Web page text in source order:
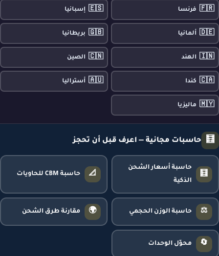
🇫🇷 فرنسا 🇪🇸 إسبانيا
🇩🇪 ألمانيا 🇬🇧 بريطانيا
🇮🇳 الهند 🇨🇳 الصين
🇨🇦 كندا 🇦🇺 أستراليا
🇲🇾 ماليزيا
🧮 حاسبات مجانية — اعرف قبل أن تحجز
🧮
حاسبة أسعار الشحن
الذكية
📐 حاسبة CBM للحاويات
⚖️ حاسبة الوزن الحجمي 🌍 مقارنة طرق الشحن
🔄 محوّل الوحدات